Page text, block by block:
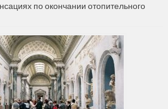
по окончании отопительного